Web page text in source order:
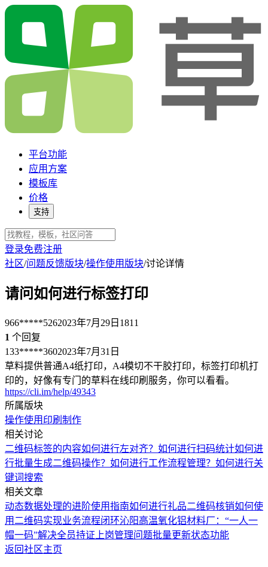
平台功能
应用方案
模板库
价格
支持
登录免费注册
社区/问题反馈版块/操作使用版块/讨论详情
请问如何进行标签打印
966*****5262023年7月29日 1811
1 个回复
133*****3602023年7月31日
草料提供普通A4纸打印，A4模切不干胶打印，标签打印机打
印的，好像有专门的草料在线印刷服务，你可以看看。
https://cli.im/help/49343
所属版块
操作使用 印刷制作
相关讨论
二维码标签的内容如何进行左对齐？ 如何进行扫码统计如何进
行批量生成二维码操作？ 如何进行工作流程管理？ 如何进行关
键词搜索
相关文章
动态数据处理的进阶使用指南如何进行礼品二维码核销如何使
用二维码实现业务流程闭环沁阳高温氧化铝材料厂：“一人一
帽一码”解决全员持证上岗管理问题批量更新状态功能
返回社区主页